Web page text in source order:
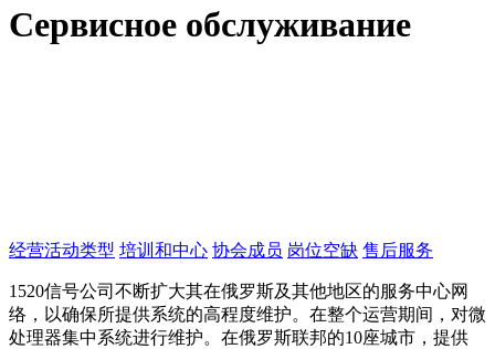
Сервисное обслуживание
经营活动类型 培训和中心 协会成员 岗位空缺 售后服务
1520信号公司不断扩大其在俄罗斯及其他地区的服务中心网
络，以确保所提供系统的高程度维护。在整个运营期间，对微
处理器集中系统进行维护。在俄罗斯联邦的10座城市，提供